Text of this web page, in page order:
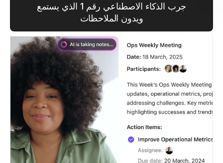
جرب الذكاء الاصطناعي رقم 1 الذي يستمع
ويدون الملاحظات